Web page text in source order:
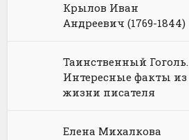
Крылов Иван
Андреевич (1769-1844)
Таинственный Гоголь.
Интересные факты из
жизни писателя
Елена Михалкова